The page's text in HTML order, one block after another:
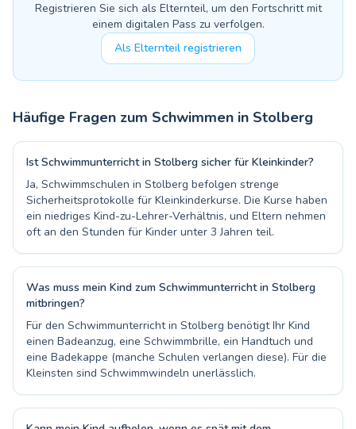
Registrieren Sie sich als Elternteil, um den Fortschritt mit
einem digitalen Pass zu verfolgen.
Als Elternteil registrieren
Häufige Fragen zum Schwimmen in Stolberg
Ist Schwimmunterricht in Stolberg sicher für Kleinkinder?
Ja, Schwimmschulen in Stolberg befolgen strenge
Sicherheitsprotokolle für Kleinkinderkurse. Die Kurse haben
ein niedriges Kind-zu-Lehrer-Verhältnis, und Eltern nehmen
oft an den Stunden für Kinder unter 3 Jahren teil.
Was muss mein Kind zum Schwimmunterricht in Stolberg
mitbringen?
Für den Schwimmunterricht in Stolberg benötigt Ihr Kind
einen Badeanzug, eine Schwimmbrille, ein Handtuch und
eine Badekappe (manche Schulen verlangen diese). Für die
Kleinsten sind Schwimmwindeln unerlässlich.